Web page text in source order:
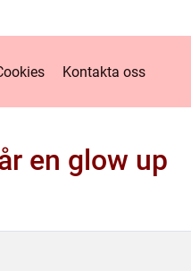
Kontakta oss
en glow up